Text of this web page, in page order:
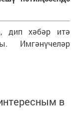
дип хәбәр итә
Имгәнүчеләр
в